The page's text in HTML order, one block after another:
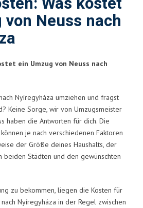
Neuss nach
ein Umzug von Neuss nach
Nyíregyháza umziehen und fragst
Keine Sorge, wir von Umzugsmeister
haben die Antworten für dich. Die
je nach verschiedenen Faktoren
der Größe deines Haushalts, der
beiden Städten und den gewünschten
zu bekommen, liegen die Kosten für
Nyíregyháza in der Regel zwischen